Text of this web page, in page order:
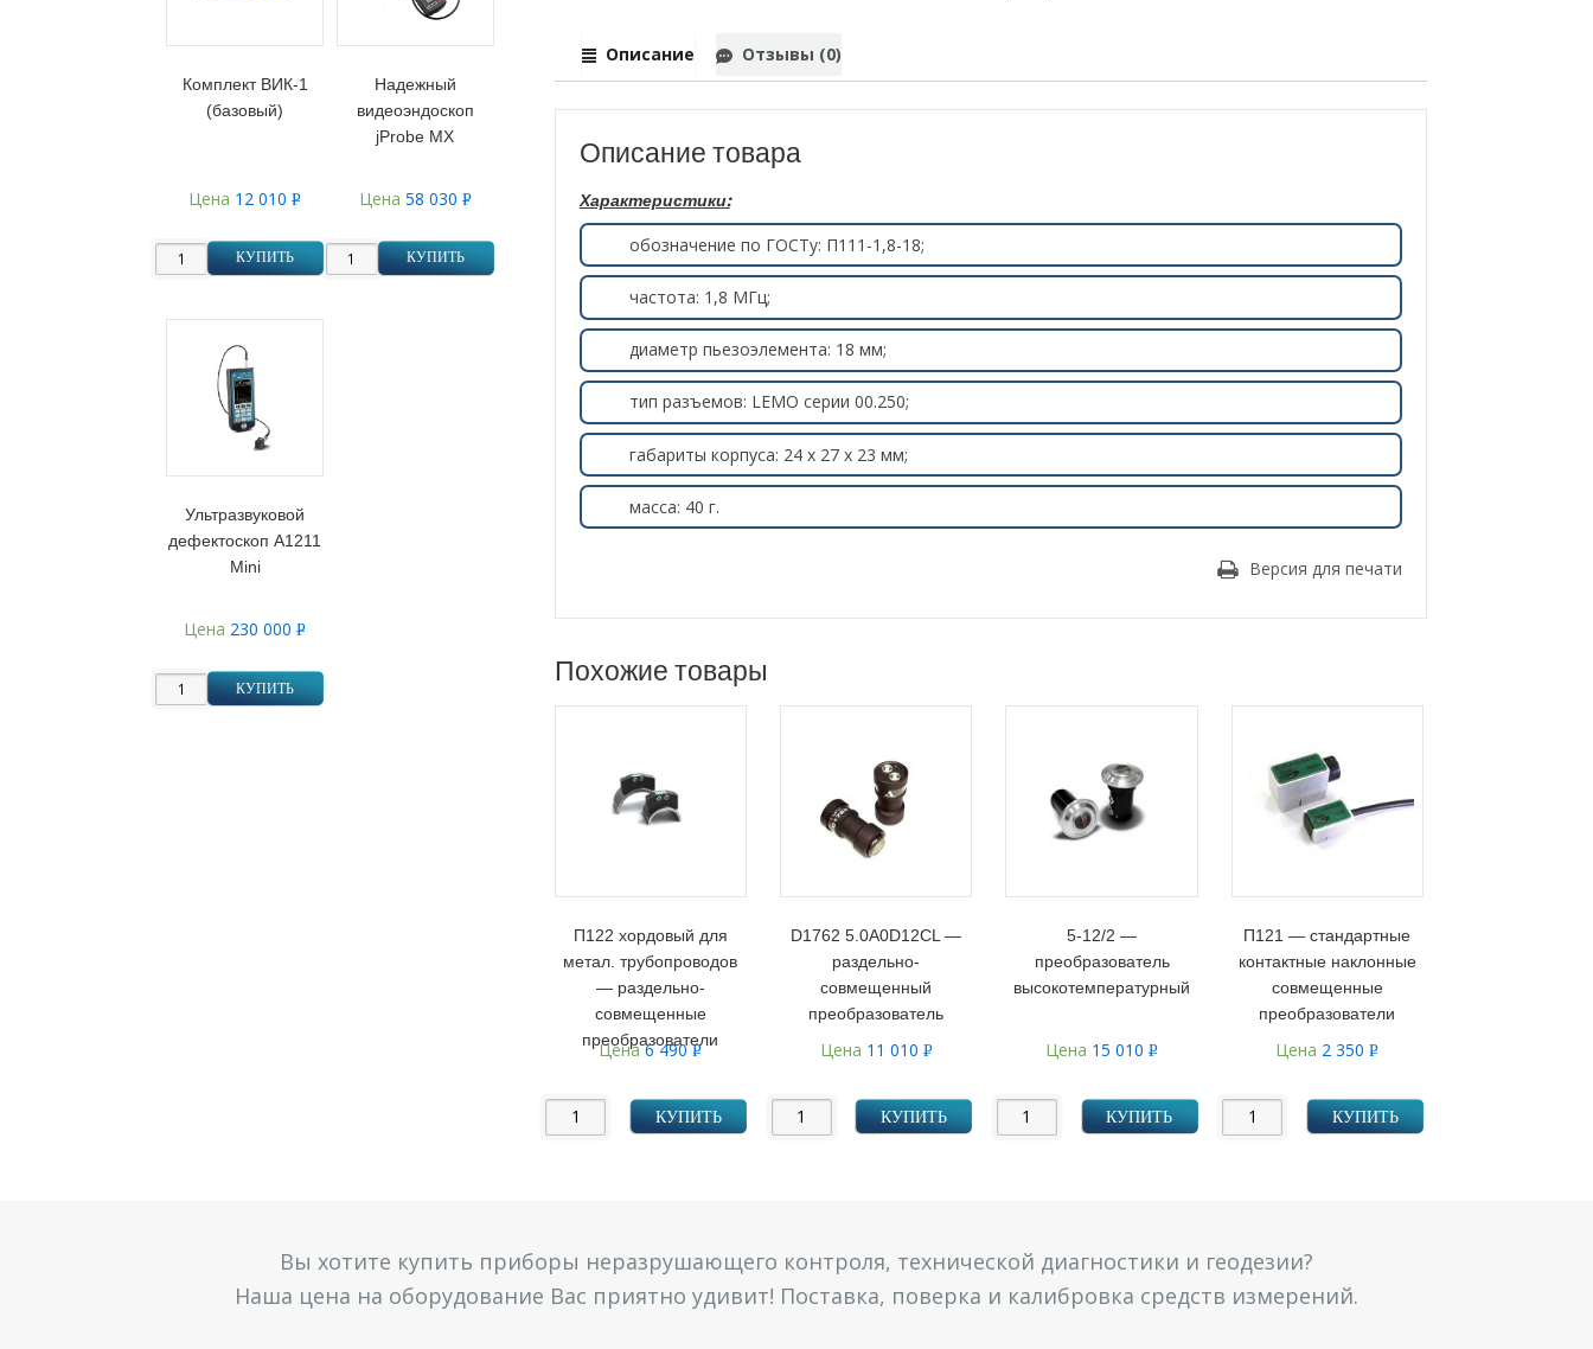
Описание Отзывы (0)
Описание товара
Характеристики:
обозначение по ГОСТу: П111-1,8-18;
частота: 1,8 МГц;
диаметр пьезоэлемента: 18 мм;
тип разъемов: LEMO серии 00.250;
габариты корпуса: 24 х 27 х 23 мм;
масса: 40 г.
Версия для печати
Похожие товары
П122 хордовый для
метал. трубопроводов
— раздельно-
совмещенные
преобразователи
Цена6 490Р
КУПИТЬ
D1762 5.0A0D12CL —
раздельно-
совмещенный
преобразователь
Цена 11 010 Р
КУПИТЬ
5-12/2 —
преобразователь
высокотемпературный
Цена 15 010Р
КУПИТЬ
П121 — стандартные
контактные наклонные
совмещенные
преобразователи
Цена 2 350Р
КУПИТЬ
Комплект ВИК-1
(базовый)
Цена 12 010Р
КУПИТЬ
Надежный
видеоэндоскоп
jProbe MX
Цена 58 030 Р
КУПИТЬ
Ультразвуковой
дефектоскоп А1211
Mini
Цена 230 000Р
КУПИТЬ
Вы хотите купить приборы неразрушающего контроля, технической диагностики и геодезии?
Наша цена на оборудование Вас приятно удивит! Поставка, поверка и калибровка средств измерений.